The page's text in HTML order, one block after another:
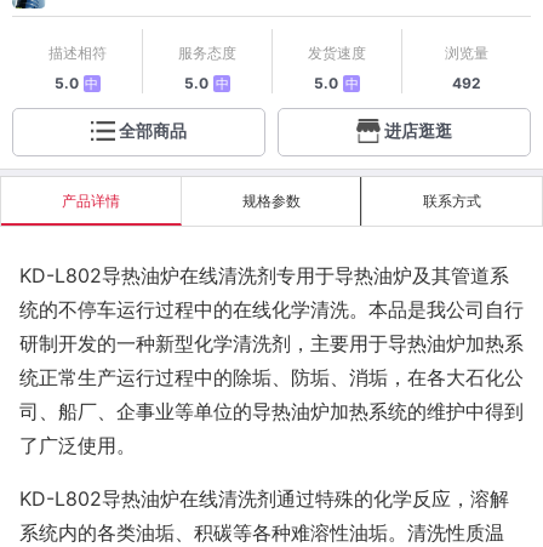
描述相符
5.0 中
服务态度
5.0 中
发货速度
5.0 中
浏览量
492
全部商品 进店逛逛
产品详情 规格参数 联系方式
KD-L802导热油炉在线清洗剂专用于导热油炉及其管道系
统的不停车运行过程中的在线化学清洗。本品是我公司自行
研制开发的一种新型化学清洗剂，主要用于导热油炉加热系
统正常生产运行过程中的除垢、防垢、消垢，在各大石化公
司、船厂、企事业等单位的导热油炉加热系统的维护中得到
了广泛使用。
KD-L802导热油炉在线清洗剂通过特殊的化学反应，溶解
系统内的各类油垢、积碳等各种难溶性油垢。清洗性质温